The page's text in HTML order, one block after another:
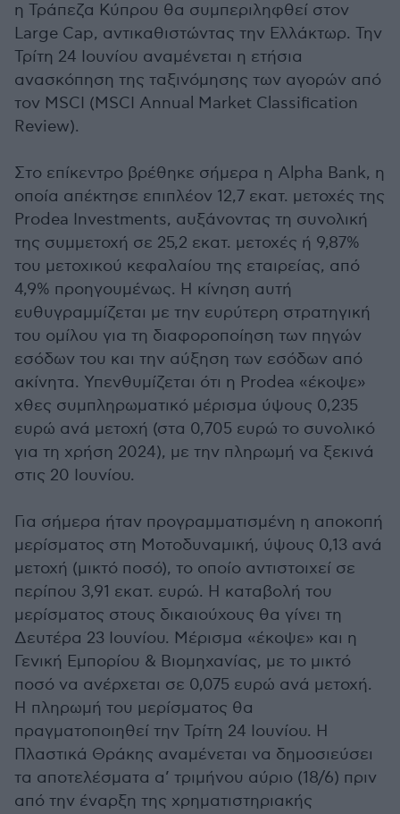
η Τράπεζα Κύπρου θα συμπεριληφθεί στον
Large Cap, αντικαθιστώντας την Ελλάκτωρ. Την
Τρίτη 24 Ιουνίου αναμένεται η ετήσια
ανασκόπηση της ταξινόμησης των αγορών από
τον MSCI (MSCI Annual Market Classification
Review).
Στο επίκεντρο βρέθηκε σήμερα η Alpha Bank, η
οποία απέκτησε επιπλέον 12,7 εκατ. μετοχές της
Prodea Investments, αυξάνοντας τη συνολική
της συμμετοχή σε 25,2 εκατ. μετοχές ή 9,87%
του μετοχικού κεφαλαίου της εταιρείας, από
4,9% προηγουμένως. Η κίνηση αυτή
ευθυγραμμίζεται με την ευρύτερη στρατηγική
του ομίλου για τη διαφοροποίηση των πηγών
εσόδων του και την αύξηση των εσόδων από
ακίνητα. Υπενθυμίζεται ότι η Prodea «έκοψε»
χθες συμπληρωματικό μέρισμα ύψους 0,235
ευρώ ανά μετοχή (στα 0,705 ευρώ το συνολικό
για τη χρήση 2024), με την πληρωμή να ξεκινά
στις 20 Ιουνίου.
Για σήμερα ήταν προγραμματισμένη η αποκοπή
μερίσματος στη Μοτοδυναμική, ύψους 0,13 ανά
μετοχή (μικτό ποσό), το οποίο αντιστοιχεί σε
περίπου 3,91 εκατ. ευρώ. Η καταβολή του
μερίσματος στους δικαιούχους θα γίνει τη
Δευτέρα 23 Ιουνίου. Μέρισμα «έκοψε» και η
Γενική Εμπορίου & Βιομηχανίας, με το μικτό
ποσό να ανέρχεται σε 0,075 ευρώ ανά μετοχή.
Η πληρωμή του μερίσματος θα
πραγματοποιηθεί την Τρίτη 24 Ιουνίου. Η
Πλαστικά Θράκης αναμένεται να δημοσιεύσει
τα αποτελέσματα α’ τριμήνου αύριο (18/6) πριν
από την έναρξη της χρηματιστηριακής